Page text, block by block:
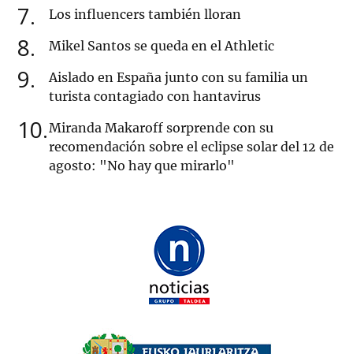
7 Los influencers también lloran
8 Mikel Santos se queda en el Athletic
9
Aislado en España junto con su familia un
turista contagiado con hantavirus
10 Miranda Makaroff sorprende con su
recomendación sobre el eclipse solar del 12 de
agosto: "No hay que mirarlo"